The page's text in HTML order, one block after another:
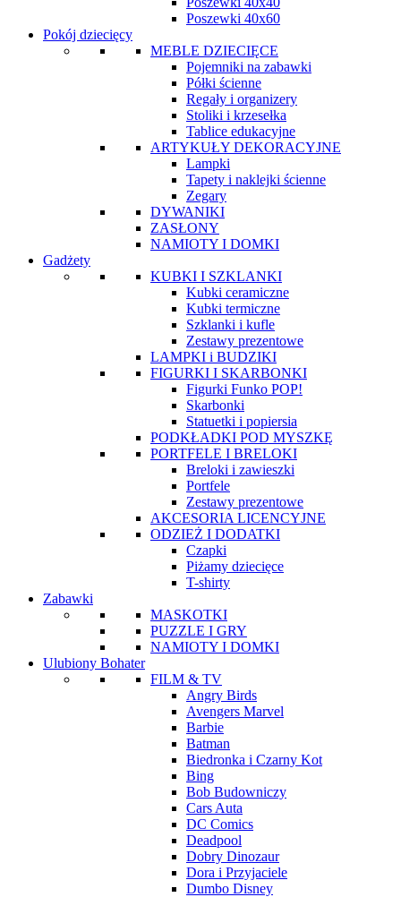
Poszewki 40x60
Pokój dziecięcy
MEBLE DZIECIĘCE
Pojemniki na zabawki
Półki ścienne
Regały i organizery
Stoliki i krzesełka
Tablice edukacyjne
ARTYKUŁY DEKORACYJNE
Lampki
Tapety i naklejki ścienne
Zegary
DYWANIKI
ZASŁONY
NAMIOTY I DOMKI
Gadżety
KUBKI I SZKLANKI
Kubki ceramiczne
Kubki termiczne
Szklanki i kufle
Zestawy prezentowe
LAMPKI i BUDZIKI
FIGURKI I SKARBONKI
Figurki Funko POP!
Skarbonki
Statuetki i popiersia
PODKŁADKI POD MYSZKĘ
PORTFELE I BRELOKI
Breloki i zawieszki
Portfele
Zestawy prezentowe
AKCESORIA LICENCYJNE
ODZIEŻ I DODATKI
Czapki
Piżamy dziecięce
T-shirty
Zabawki
MASKOTKI
PUZZLE I GRY
NAMIOTY I DOMKI
Ulubiony Bohater
FILM & TV
Angry Birds
Avengers Marvel
Barbie
Batman
Biedronka i Czarny Kot
Bing
Bob Budowniczy
Cars Auta
DC Comics
Deadpool
Dobry Dinozaur
Dora i Przyjaciele
Dumbo Disney